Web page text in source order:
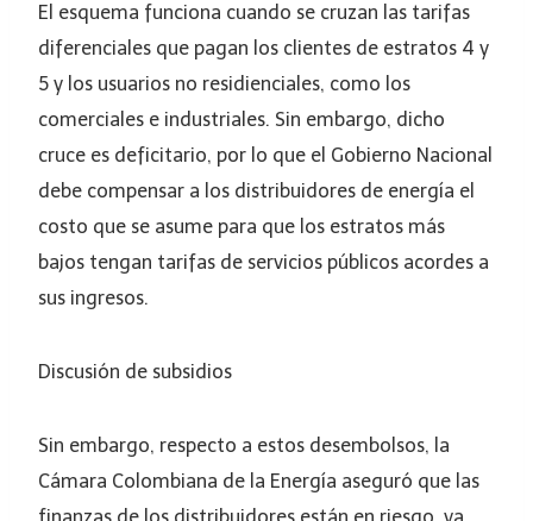
El esquema funciona cuando se cruzan las tarifas
diferenciales que pagan los clientes de estratos 4 y
5 y los usuarios no residienciales, como los
comerciales e industriales. Sin embargo, dicho
cruce es deficitario, por lo que el Gobierno Nacional
debe compensar a los distribuidores de energía el
costo que se asume para que los estratos más
bajos tengan tarifas de servicios públicos acordes a
sus ingresos.
Discusión de subsidios
Sin embargo, respecto a estos desembolsos, la
Cámara Colombiana de la Energía aseguró que las